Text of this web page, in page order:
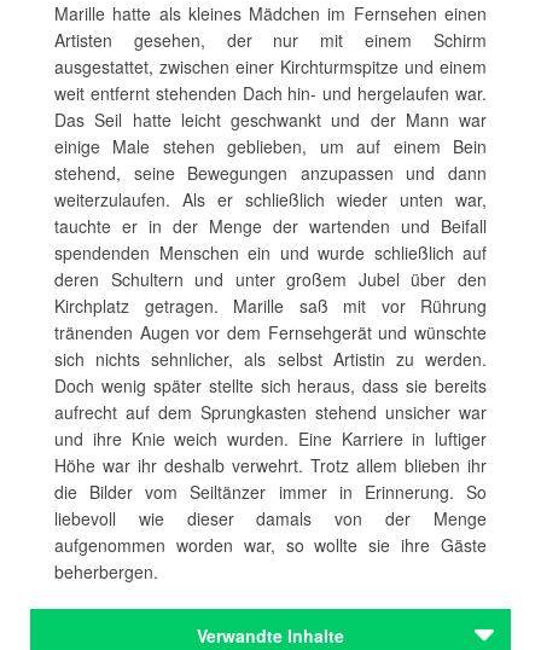
Marille hatte als kleines Mädchen im Fernsehen einen
Artisten gesehen, der nur mit einem Schirm
ausgestattet, zwischen einer Kirchturmspitze und einem
weit entfernt stehenden Dach hin- und hergelaufen war.
Das Seil hatte leicht geschwankt und der Mann war
einige Male stehen geblieben, um auf einem Bein
stehend, seine Bewegungen anzupassen und dann
weiterzulaufen. Als er schließlich wieder unten war,
tauchte er in der Menge der wartenden und Beifall
spendenden Menschen ein und wurde schließlich auf
deren Schultern und unter großem Jubel über den
Kirchplatz getragen. Marille saß mit vor Rührung
tränenden Augen vor dem Fernsehgerät und wünschte
sich nichts sehnlicher, als selbst Artistin zu werden.
Doch wenig später stellte sich heraus, dass sie bereits
aufrecht auf dem Sprungkasten stehend unsicher war
und ihre Knie weich wurden. Eine Karriere in luftiger
Höhe war ihr deshalb verwehrt. Trotz allem blieben ihr
die Bilder vom Seiltänzer immer in Erinnerung. So
liebevoll wie dieser damals von der Menge
aufgenommen worden war, so wollte sie ihre Gäste
beherbergen.
Verwandte Inhalte